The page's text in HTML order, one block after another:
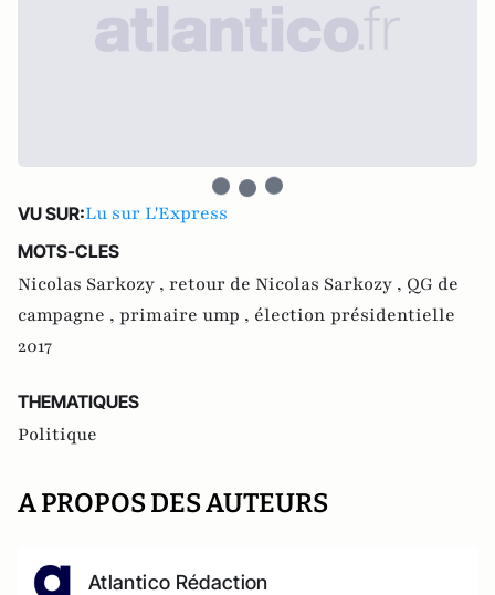
VU SUR:Lu sur L'Express
MOTS-CLES
Nicolas Sarkozy , retour de Nicolas Sarkozy , QG de
campagne , primaire ump , élection présidentielle
2017
THEMATIQUES
Politique
A PROPOS DES AUTEURS
Atlantico Rédaction